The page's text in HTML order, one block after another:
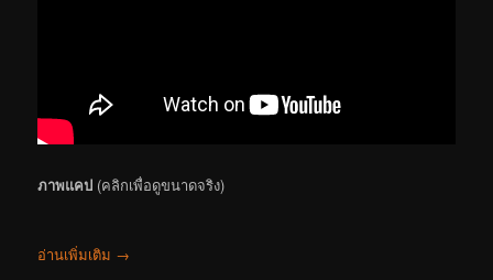
ภาพแคป (คลิกเพื่อดูขนาดจริง)
อ่านเพิ่มเติม →